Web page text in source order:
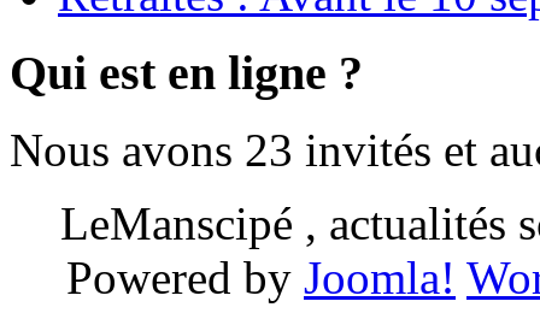
Qui est en ligne ?
Nous avons 23 invités et
LeManscipé , actualités
Powered by Joomla!